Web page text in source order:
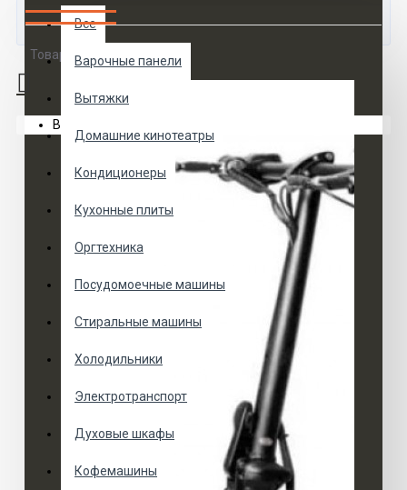
Все
Варочные панели
Вытяжки
Домашние кинотеатры
Кондиционеры
Кухонные плиты
Оргтехника
Посудомоечные машины
Стиральные машины
Холодильники
Электротранспорт
Духовые шкафы
Кофемашины
Товаров 0 (0 руб.)
Ваша корзина пуста!